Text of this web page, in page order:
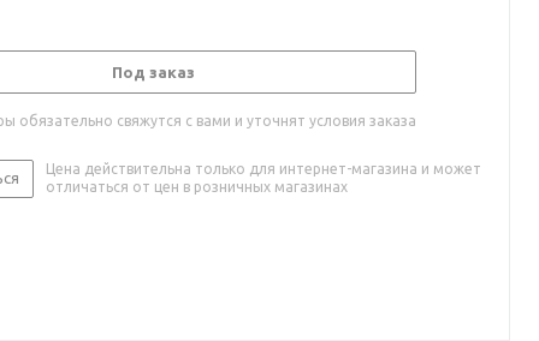
Под заказ
обязательно свяжутся с вами и уточнят условия заказа
Цена действительна только для интернет-магазина и может
отличаться от цен в розничных магазинах